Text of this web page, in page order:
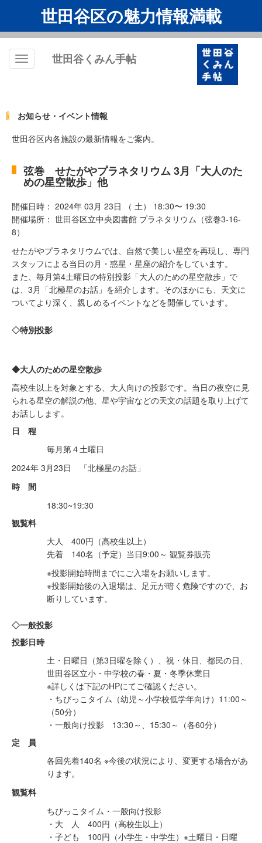
世田谷区の魅力情報満載
Toggle
世田谷くみん手帖
お知らせ・イベント情報
世田谷区内各施設の最新情報をご案内。
弦巻 せたがやプラネタリウム 3月「大人のた
めの星空散歩」他
開催日時： 2024年 03月 23日 （ 土） 18:30〜 19:30
開催場所： 世田谷区立中央図書館 プラネタリウム（弦巻3-16-
8）
せたがやプラネタリウムでは、自然で美しい星空を再現し、専門
スタッフによる当日の月・惑星・星座の紹介をしています。
また、毎月第4土曜日の特別投影「大人のための星空散歩」で
は、3月「北極星のお話」を紹介します。そのほかにも、天文に
ついてより深く、親しめるイベントなどを開催しています。
◇特別投影
◆大人のための星空散歩
高校生以上を対象とする、大人向けの投影です。当日の夜空に見
られる星空の解説の他、星や宇宙などの天文の話題を取り上げて
お話しします。
日 程
毎月第４土曜日
2024年 3月23日 「北極星のお話」
時 間
18:30~19:30
観覧料
大人 400円（高校生以上）
先着 140名（予定）当日9:00～ 観覧券販売
※投影開始時間までにご入場をお願いします。
※投影開始後の入退場は、足元が暗く危険ですので、お
断りしています。
◇一般投影
投影日時
土・日曜日（第3日曜を除く）、祝・休日、都民の日、
世田谷区立小・中学校の春・夏・冬季休業日
※詳しくは下記のHPにてご確認ください。
・ちびっこタイム（幼児～小学校低学年向け）11:00～
（50分）
・一般向け投影 13:30～、15:30～（各60分）
定 員
各回先着140名 ※今後の状況により、変更する場合があ
ります。
観覧料
ちびっこタイム・一般向け投影
・大 人 400円（高校生以上）
・子ども 100円（小学生・中学生）※土曜日・日曜